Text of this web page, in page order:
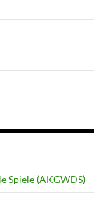
Spiele (AKGWDS)